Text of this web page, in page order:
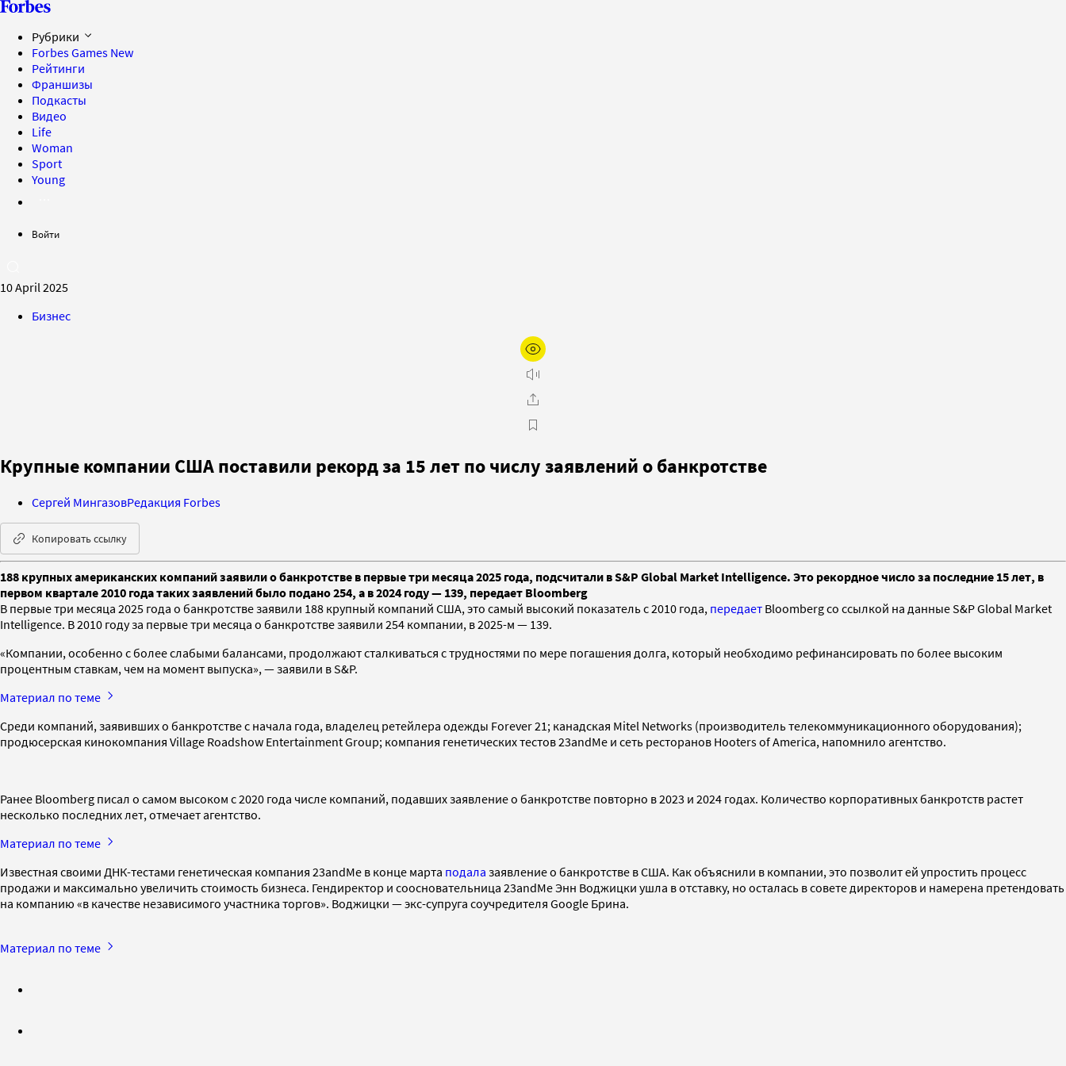
Рубрики
Forbes Games New
Рейтинги
Франшизы
Подкасты
Видео
Life
Woman
Sport
Young
Войти
10 April 2025
Бизнес
Крупные компании США поставили рекорд за 15 лет по числу заявлений о банкротстве
Сергей МингазовРедакция Forbes
Копировать ссылку
188 крупных американских компаний заявили о банкротстве в первые три месяца 2025 года, подсчитали в S&P Global Market Intelligence. Это рекордное число за последние 15 лет, в
первом квартале 2010 года таких заявлений было подано 254, а в 2024 году — 139, передает Bloomberg
В первые три месяца 2025 года о банкротстве заявили 188 крупный компаний США, это самый высокий показатель с 2010 года, передает Bloomberg со ссылкой на данные S&P Global Market
Intelligence. В 2010 году за первые три месяца о банкротстве заявили 254 компании, в 2025-м — 139.
«Компании, особенно с более слабыми балансами, продолжают сталкиваться с трудностями по мере погашения долга, который необходимо рефинансировать по более высоким
процентным ставкам, чем на момент выпуска», — заявили в S&P.
Материал по теме
Среди компаний, заявивших о банкротстве с начала года, владелец ретейлера одежды Forever 21; канадская Mitel Networks (производитель телекоммуникационного оборудования);
продюсерская кинокомпания Village Roadshow Entertainment Group; компания генетических тестов 23andMe и сеть ресторанов Hooters of America, напомнило агентство.
Ранее Bloomberg писал о самом высоком с 2020 года числе компаний, подавших заявление о банкротстве повторно в 2023 и 2024 годах. Количество корпоративных банкротств растет
несколько последних лет, отмечает агентство.
Материал по теме
Известная своими ДНК-тестами генетическая компания 23andMe в конце марта подала заявление о банкротстве в США. Как объяснили в компании, это позволит ей упростить процесс
продажи и максимально увеличить стоимость бизнеса. Гендиректор и соосновательница 23andMe Энн Воджицки ушла в отставку, но осталась в совете директоров и намерена претендовать
на компанию «в качестве независимого участника торгов». Воджицки — экс-супруга соучредителя Google Брина.
Материал по теме